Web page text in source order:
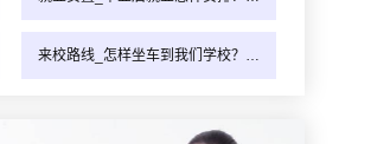
来校路线_怎样坐车到我们学校？…